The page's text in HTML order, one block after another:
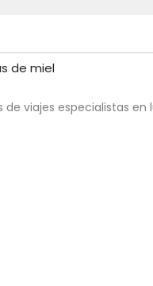
de miel
de viajes especialistas en